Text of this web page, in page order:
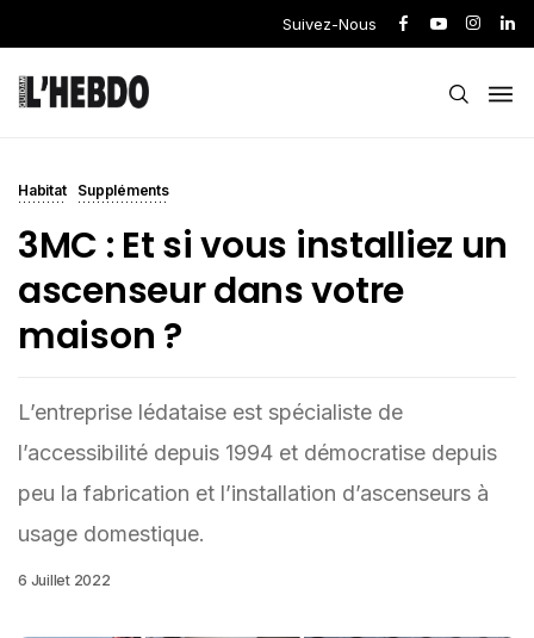
Suivez-Nous
Habitat Suppléments
3MC : Et si vous installiez un
ascenseur dans votre
maison ?
L’entreprise lédataise est spécialiste de
l’accessibilité depuis 1994 et démocratise depuis
peu la fabrication et l’installation d’ascenseurs à
usage domestique.
6 Juillet 2022